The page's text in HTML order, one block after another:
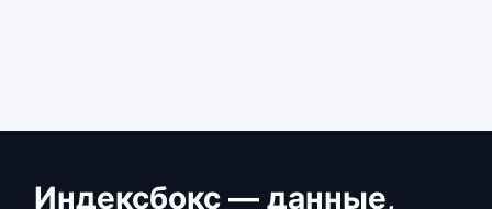
Индексбокс — данные,